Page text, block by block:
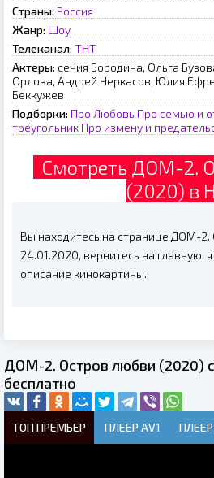
Страны: Россия
Жанр: Шоу
Телеканал: ТНТ
Актеры: сения Бородина, Ольга
Орлова, Андрей Черкасов, Юлия
Беккужев
Подборки: Про Любовь Про семью и
треугольник Про измену и
Смотреть ДОМ-2.
(2020) в
Вы находитесь на странице ДОМ-
24.01.2020, вернитесь на главную,
описание кинокартины.
ДОМ-2. Остров любви (2020)
бесплатно
ТОП ПРЕМЬЕР ПЛЕЕР AV1 ПЛЕЕР